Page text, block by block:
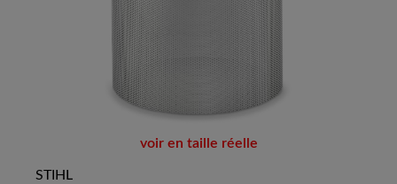
voir en taille réelle
STIHL